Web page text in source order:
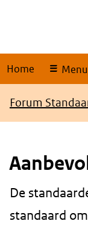
Home Menu
Kruimelpad
Forum
Content
De
standaard